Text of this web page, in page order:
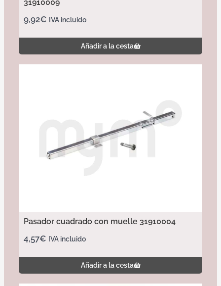
31910009
9,92€ IVA incluido
Añadir a la cesta
Pasador cuadrado con muelle 31910004
4,57€ IVA incluido
Añadir a la cesta